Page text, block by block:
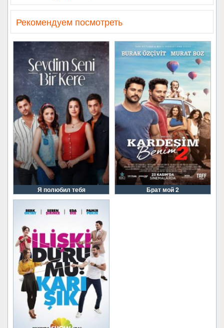
Рекомендуем посмотреть
Я полюбил тебя Брат мой 2